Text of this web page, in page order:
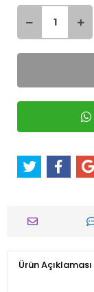
Ürün Açıklaması